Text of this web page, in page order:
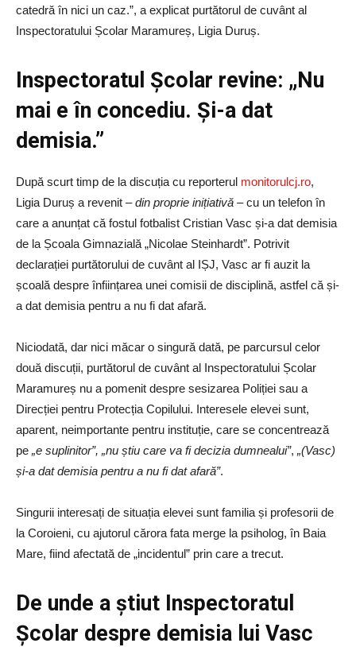
catedră în nici un caz.”, a explicat purtătorul de cuvânt al
Inspectoratului Școlar Maramureș, Ligia Duruș.
Inspectoratul Școlar revine: „Nu
mai e în concediu. Și-a dat
demisia.”
După scurt timp de la discuția cu reporterul monitorulcj.ro,
Ligia Duruș a revenit – din proprie inițiativă –cu un telefon în
care a anunțat că fostul fotbalist Cristian Vasc și-a dat demisia
de la Școala Gimnazială „Nicolae Steinhardt”. Potrivit
declarației purtătorului de cuvânt al IȘJ, Vasc ar fi auzit la
școală despre înființarea unei comisii de disciplină, astfel că și-
a dat demisia pentru a nu fi dat afară.
Niciodată, dar nici măcar o singură dată, pe parcursul celor
două discuții, purtătorul de cuvânt al Inspectoratului Școlar
Maramureș nu a pomenit despre sesizarea Poliției sau a
Direcției pentru Protecția Copilului. Interesele elevei sunt,
aparent, neimportante pentru instituție, care se concentrează
pe „e suplinitor”, „nu știu care va fi decizia dumnealui”, „(Vasc)
și-a dat demisia pentru a nu fi dat afară”.
Singurii interesați de situația elevei sunt familia și profesorii de
la Coroieni, cu ajutorul cărora fata merge la psiholog, în Baia
Mare, fiind afectată de „incidentul” prin care a trecut.
De unde a știut Inspectoratul
Școlar despre demisia lui Vasc